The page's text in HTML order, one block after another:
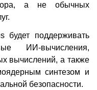
а не обычных
будет поддерживать
ИИ-вычисления,
вычислений, а также
синтезом и
безопасности.